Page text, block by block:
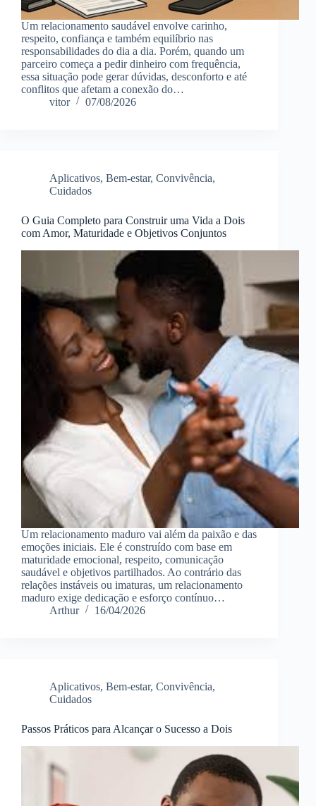
Um relacionamento saudável envolve carinho,
respeito, confiança e também equilíbrio nas
responsabilidades do dia a dia. Porém, quando um
parceiro começa a pedir dinheiro com frequência,
essa situação pode gerar dúvidas, desconforto e até
conflitos que afetam a conexão do…
vitor
07/08/2026
Aplicativos, Bem-estar, Convivência,
Cuidados
O Guia Completo para Construir uma Vida a Dois
com Amor, Maturidade e Objetivos Conjuntos
Um relacionamento maduro vai além da paixão e das
emoções iniciais. Ele é construído com base em
maturidade emocional, respeito, comunicação
saudável e objetivos partilhados. Ao contrário das
relações instáveis ou imaturas, um relacionamento
maduro exige dedicação e esforço contínuo…
Arthur
16/04/2026
Aplicativos, Bem-estar, Convivência,
Cuidados
Passos Práticos para Alcançar o Sucesso a Dois